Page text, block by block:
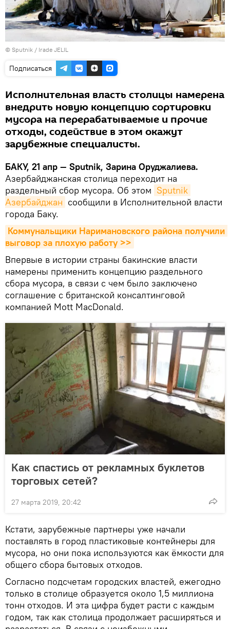
© Sputnik / Irade JELIL
Подписаться
Исполнительная власть столицы намерена
внедрить новую концепцию сортировки
мусора на перерабатываемые и прочие
отходы, содействие в этом окажут
зарубежные специалисты.
БАКУ, 21 апр — Sputnik, Зарина Оруджалиева.
Азербайджанская столица переходит на
раздельный сбор мусора. Об этом Sputnik
Азербайджан сообщили в Исполнительной власти
города Баку.
Коммунальщики Наримановского района получили
выговор за плохую работу >>
Впервые в истории страны бакинские власти
намерены применить концепцию раздельного
сбора мусора, в связи с чем было заключено
соглашение с британской консалтинговой
компанией Mott MacDonald.
Как спастись от рекламных буклетов
торговых сетей?
27 марта 2019, 20:42
Кстати, зарубежные партнеры уже начали
поставлять в город пластиковые контейнеры для
мусора, но они пока используются как ёмкости для
общего сбора бытовых отходов.
Согласно подсчетам городских властей, ежегодно
только в столице образуется около 1,5 миллиона
тонн отходов. И эта цифра будет расти с каждым
годом, так как столица продолжает расширяться и